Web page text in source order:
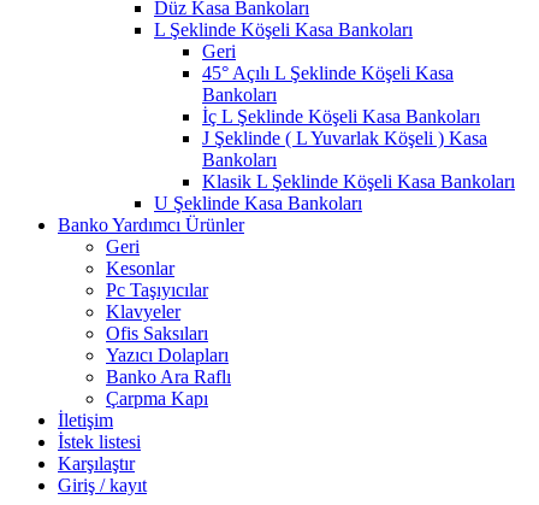
Düz Kasa Bankoları
L Şeklinde Köşeli Kasa Bankoları
Geri
45° Açılı L Şeklinde Köşeli Kasa
Bankoları
İç L Şeklinde Köşeli Kasa Bankoları
J Şeklinde ( L Yuvarlak Köşeli ) Kasa
Bankoları
Klasik L Şeklinde Köşeli Kasa Bankoları
U Şeklinde Kasa Bankoları
Banko Yardımcı Ürünler
Geri
Kesonlar
Pc Taşıyıcılar
Klavyeler
Ofis Saksıları
Yazıcı Dolapları
Banko Ara Raflı
Çarpma Kapı
İletişim
İstek listesi
Karşılaştır
Giriş / kayıt